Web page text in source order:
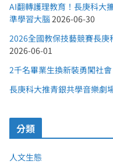
AI翻轉護理教育！長庚科大
準學習大腦 2026-06-30
2026全國教保技藝競賽長
2026-06-01
2千名畢業生換新裝勇闖社
長庚科大推青銀共學音樂
分類
人文生態